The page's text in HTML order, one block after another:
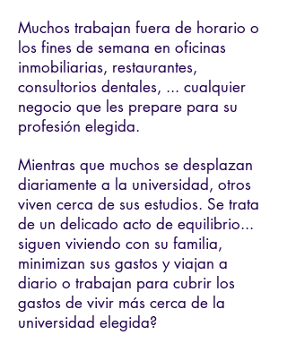
Muchos trabajan fuera de horario o
los fines de semana en oficinas
inmobiliarias, restaurantes,
consultorios dentales, ... cualquier
negocio que les prepare para su
profesión elegida.
Mientras que muchos se desplazan
diariamente a la universidad, otros
viven cerca de sus estudios. Se trata
de un delicado acto de equilibrio...
siguen viviendo con su familia,
minimizan sus gastos y viajan a
diario o trabajan para cubrir los
gastos de vivir más cerca de la
universidad elegida?